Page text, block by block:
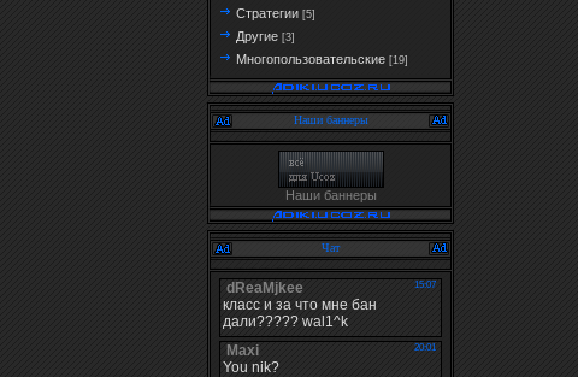
Стратегии [5]
Другие [3]
Многопользовательские [19]
Наши баннеры
Наши баннеры
Чат